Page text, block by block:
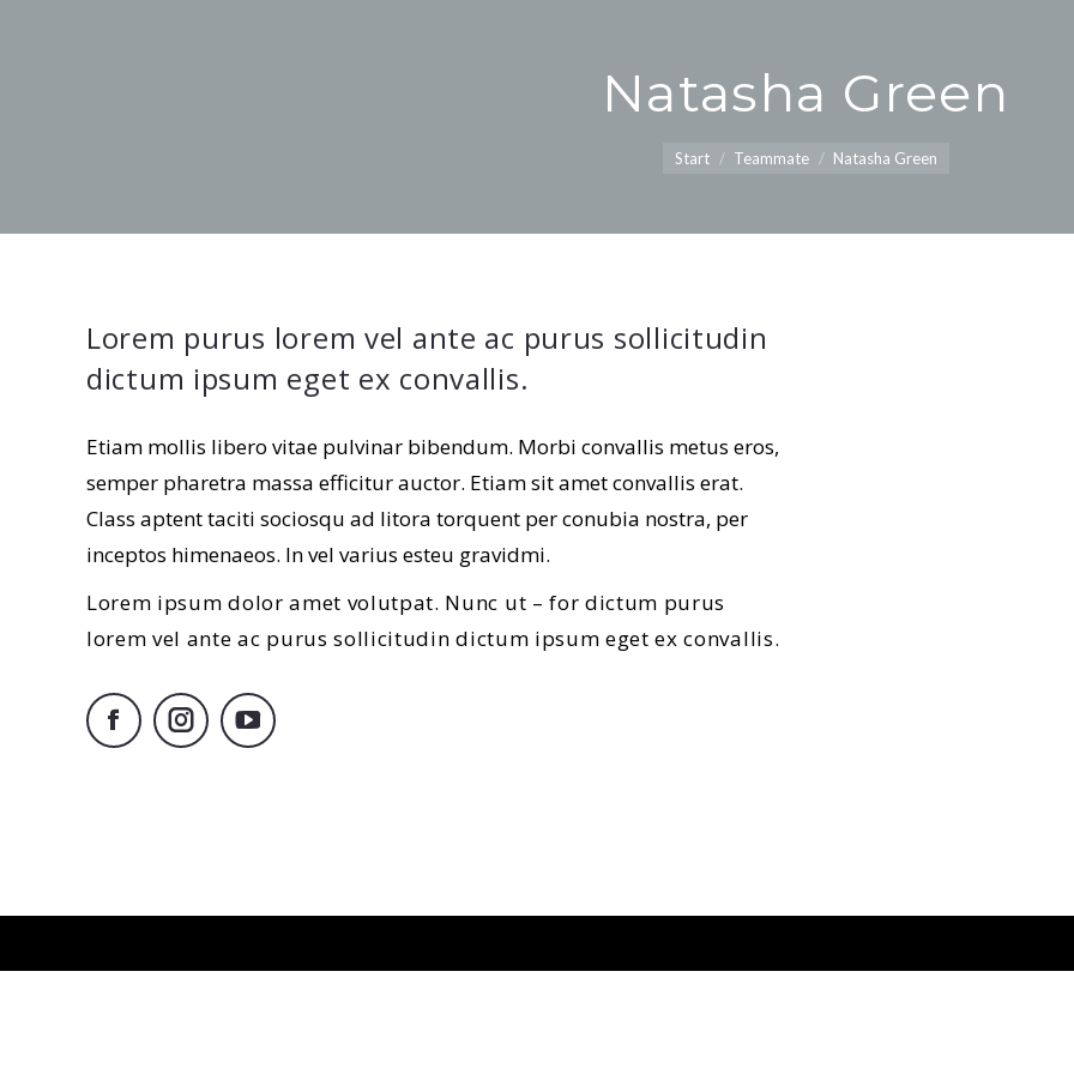
Natasha Green
Start Teammate Natasha Green
Lorem purus lorem vel ante ac purus sollicitudin
dictum ipsum eget ex convallis.
Etiam mollis libero vitae pulvinar bibendum. Morbi convallis metus eros,
semper pharetra massa efficitur auctor. Etiam sit amet convallis erat.
Class aptent taciti sociosqu ad litora torquent per conubia nostra, per
inceptos himenaeos. In vel varius esteu gravidmi.
Lorem ipsum dolor amet volutpat. Nunc ut – for dictum purus
lorem vel ante ac purus sollicitudin dictum ipsum eget ex convallis.
FacebookInstagramYouTube